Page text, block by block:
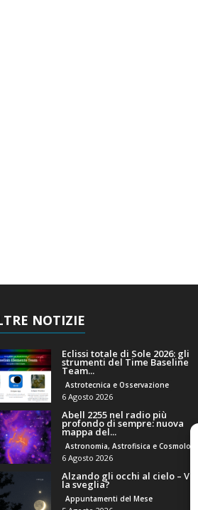
NOTIZIE
Eclissi totale di Sole 2026: gli
strumenti del Time Baseline
Team...
Astrotecnica e Osservazione
6 Agosto 2026
Abell 2255 nel radio più
profondo di sempre: nuova
mappa del...
Astronomia, Astrofisica e Cosmologia
6 Agosto 2026
Alzando gli occhi al cielo – Vale
la sveglia?
Appuntamenti del Mese